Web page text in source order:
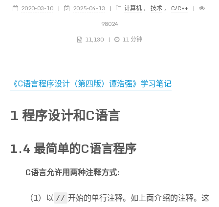
2020-03-10 2025-04-13 计算机 ， 技术 ， C/C++
98024
11,130
11 分钟
《C语言程序设计（第四版）谭浩强》学习笔记
1 程序设计和C语言
1.4 最简单的C语言程序
C语言允许用两种注释方式:
（1）以 // 开始的单行注释。如上面介绍的注释。这